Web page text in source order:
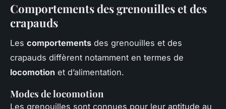
Comportements des grenouilles et des
crapauds
Les comportements des grenouilles et des
crapauds diffèrent notamment en termes de
locomotion et d’alimentation.
Modes de locomotion
Les grenouilles sont connues pour leur aptitude au